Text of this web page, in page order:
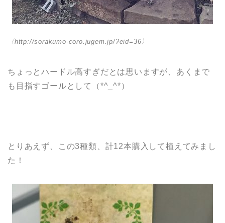
〈http://sorakumo-coro.jugem.jp/?eid=36〉
ちょっとハードル高すぎだとは思いますが、あくまで
も目指すゴールとして（*^_^*）
とりあえず、この3種類、計12本購入して植えてみまし
た！